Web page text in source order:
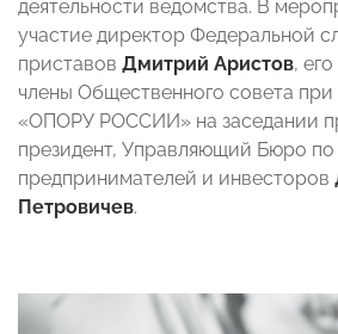
деятельности ведомства. В
участие директор Федеральной
приставов Дмитрий Аристов,
члены Общественного совета
«ОПОРУ РОССИИ» на заседании
президент, Управляющий Бюро по
предпринимателей и инвесторов
Петровичев.